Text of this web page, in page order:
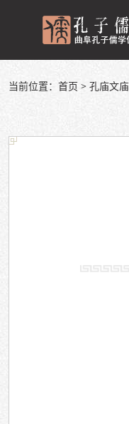
当前位置： 首页 > 孔庙文庙